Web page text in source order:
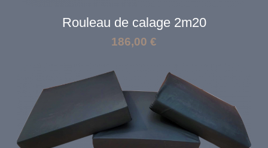
Rouleau de calage 2m20
186,00 €